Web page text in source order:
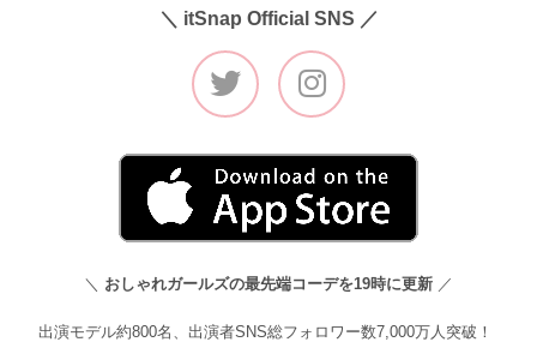
＼ itSnap Official SNS ／
＼ おしゃれガールズの最先端コーデを19時に更新 ／
出演モデル約800名、出演者SNS総フォロワー数7,000万人突破！